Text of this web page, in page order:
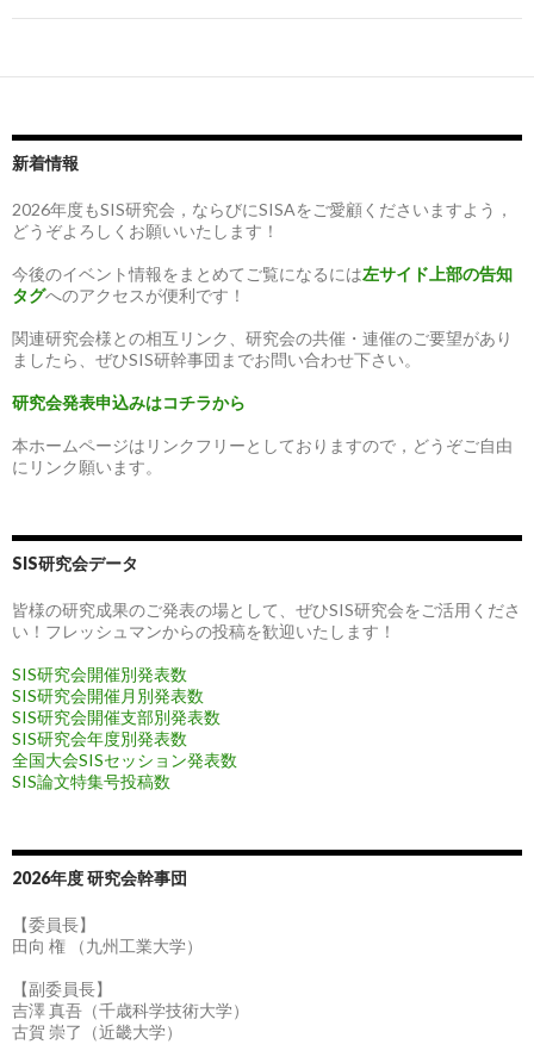
新着情報
2026年度もSIS研究会，ならびにSISAをご愛顧くださいますよう，
どうぞよろしくお願いいたします！
今後のイベント情報をまとめてご覧になるには左サイド上部の告知
タグへのアクセスが便利です！
関連研究会様との相互リンク、研究会の共催・連催のご要望があり
ましたら、ぜひSIS研幹事団までお問い合わせ下さい。
研究会発表申込みはコチラから
本ホームページはリンクフリーとしておりますので，どうぞご自由
にリンク願います。
SIS研究会データ
皆様の研究成果のご発表の場として、ぜひSIS研究会をご活用くださ
い！フレッシュマンからの投稿を歓迎いたします！
SIS研究会開催別発表数
SIS研究会開催月別発表数
SIS研究会開催支部別発表数
SIS研究会年度別発表数
全国大会SISセッション発表数
SIS論文特集号投稿数
2026年度 研究会幹事団
【委員長】
田向 権 （九州工業大学）
【副委員長】
吉澤 真吾（千歳科学技術大学）
古賀 崇了（近畿大学）